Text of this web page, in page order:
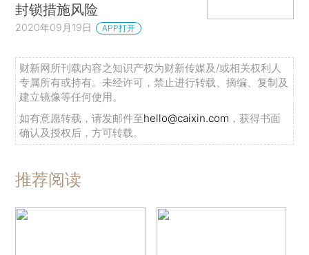
封锁措施风险
2020年09月19日 APP打开
财新网所刊载内容之知识产权为财新传媒及/或相关权利人
专属所有或持有。未经许可，禁止进行转载、摘编、复制及
建立镜像等任何使用。
如有意愿转载，请发邮件至hello@caixin.com ，获得书面
确认及授权后，方可转载。
推荐阅读